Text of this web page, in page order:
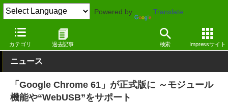
Powered by Translate
カテゴリ 過去記事 検索 Impressサイト
窓の杜 インターネット Windows
ニュース
「Google Chrome 61」が正式版に ～モジュール
機能や“WebUSB”をサポート